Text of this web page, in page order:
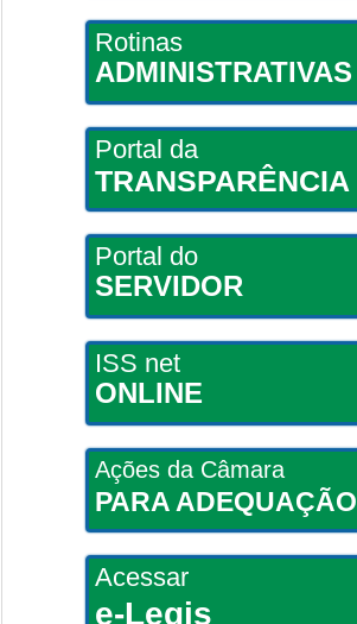
Rotinas
ADMINISTRATIVAS
Portal da
TRANSPARÊNCIA
Portal do
SERVIDOR
ISS net
ONLINE
Ações da Câmara
PARA ADEQUAÇÃO
Acessar
e-Legis